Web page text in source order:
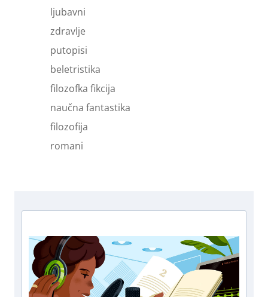
ljubavni
zdravlje
putopisi
beletristika
filozofka fikcija
naučna fantastika
filozofija
romani